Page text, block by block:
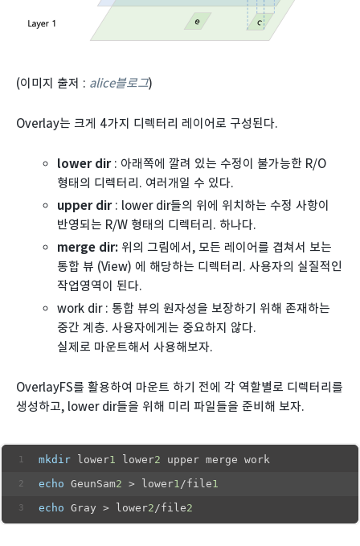
(이미지 출저 : alice블로그)
Overlay는 크게 4가지 디렉터리 레이어로 구성된다.
lower dir: 아래쪽에 깔려 있는 수정이 불가능한 R/O
형태의 디렉터리. 여러개일 수 있다.
upper dir: lower dir들의 위에 위치하는 수정 사항이
반영되는 R/W 형태의 디렉터리. 하나다.
merge dir: 위의 그림에서, 모든 레이어를 겹쳐서 보는
통합 뷰 (View) 에 해당하는 디렉터리. 사용자의 실질적인
작업영역이 된다.
work dir : 통합 뷰의 원자성을 보장하기 위해 존재하는
중간 계층. 사용자에게는 중요하지 않다.
실제로 마운트해서 사용해보자.
OverlayFS를 활용하여 마운트 하기 전에 각 역할별로 디렉터리를
생성하고, lower dir들을 위해 미리 파일들을 준비해 보자.
mkdir lower1 lower2 upper merge work
echo GeunSam2 > lower1 /file1
echo Gray > lower2 /file2